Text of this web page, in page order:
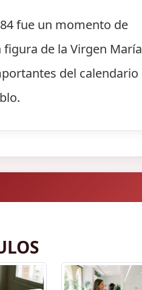
fue un momento de
de la Virgen María
del calendario